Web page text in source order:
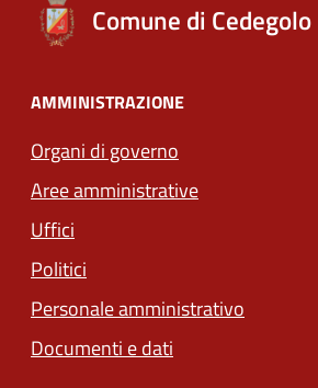
Comune di Cedegolo
AMMINISTRAZIONE
Organi di governo
Aree amministrative
Uffici
Politici
Personale amministrativo
Documenti e dati